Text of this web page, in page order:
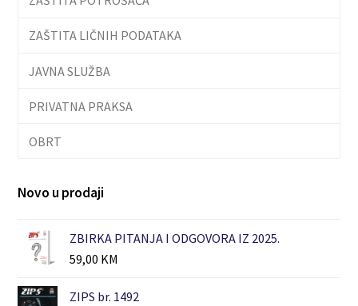
ZAŠTITA LIČNIH PODATAKA
JAVNA SLUŽBA
PRIVATNA PRAKSA
OBRT
Novo u prodaji
ZBIRKA PITANJA I ODGOVORA IZ 2025.
59,00 KM
ZIPS br. 1492